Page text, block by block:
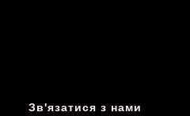
Зв'язатися з нами